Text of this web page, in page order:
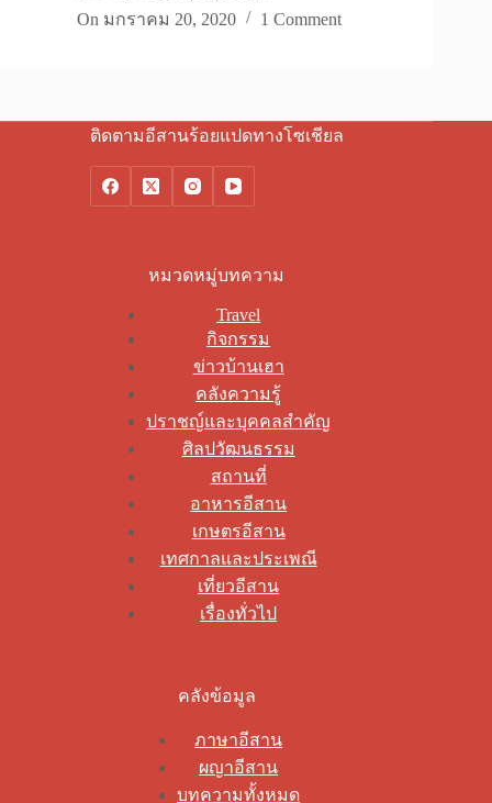
On มกราคม 20, 2020 1 Comment
ติดตามอีสานร้อยแปดทางโซเชียล
หมวดหมู่บทความ
Travel
กิจกรรม
ข่าวบ้านเฮา
คลังความรู้
ปราชญ์และบุคคลสำคัญ
ศิลปวัฒนธรรม
สถานที่
อาหารอีสาน
เกษตรอีสาน
เทศกาลและประเพณี
เที่ยวอีสาน
เรื่องทั่วไป
คลังข้อมูล
ภาษาอีสาน
ผญาอีสาน
บทความทั้งหมด